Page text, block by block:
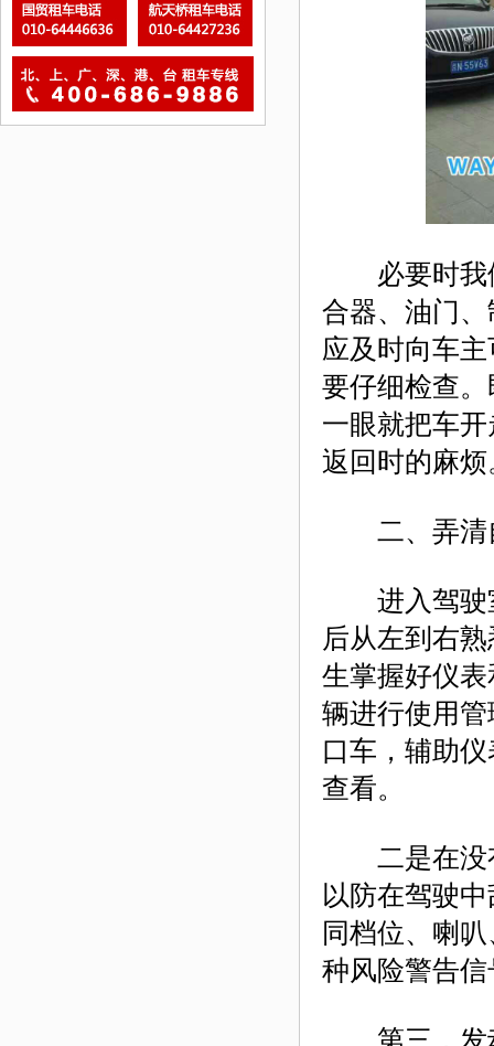
必要时我们
合器、油门
应及时向车
要仔细检查
一眼就把车
返回时的麻烦
二、弄清自
进入驾驶室
后从左到右
生掌握好仪
辆进行使用
口车，辅助
查看。
二是在没有
以防在驾驶
同档位、喇
种风险警告
第三，发